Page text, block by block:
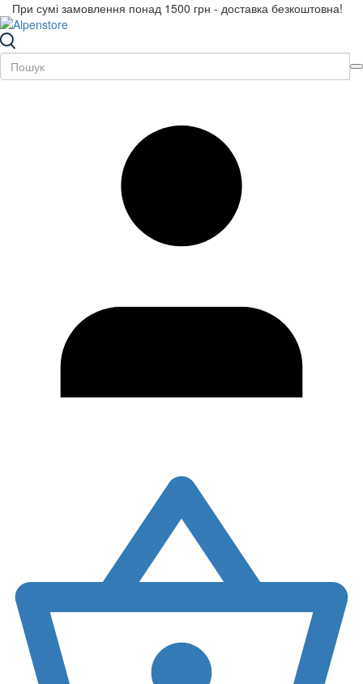
При сумі замовлення понад 1500 грн - доставка безкоштовна!